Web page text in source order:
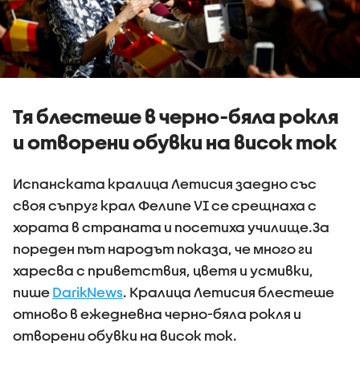
Тя блестеше в черно-бяла рокля
и отворени обувки на висок ток
Испанската кралица Летисия заедно със
своя съпруг крал Фелипе VI се срещнаха с
хората в страната и посетиха училище.За
пореден път народът показа, че много ги
харесва с приветствия, цветя и усмивки,
пише DarikNews. Кралица Летисия блестеше
отново в ежедневна черно-бяла рокля и
отворени обувки на висок ток.